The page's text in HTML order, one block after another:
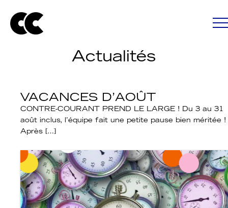
Actualités
VACANCES D’AOÛT
CONTRE-COURANT PREND LE LARGE ! Du 3 au 31
août inclus, l’équipe fait une petite pause bien méritée !
Après […]